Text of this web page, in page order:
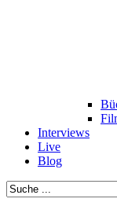
Interviews
Live
Blog